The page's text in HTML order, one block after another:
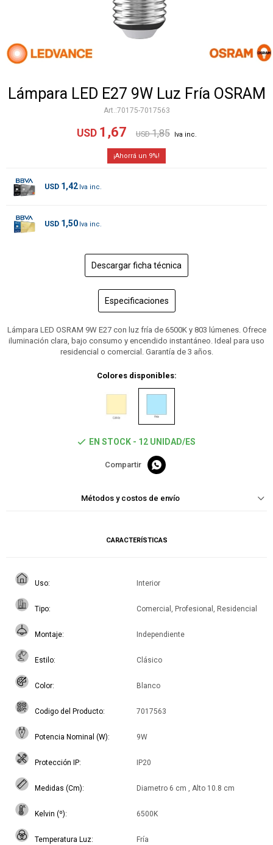
Lámpara LED E27 9W Luz Fría OSRAM
70175-7017563
USD 1,67 USD 1,85
9
USD 1,42
USD 1,50
Descargar ficha técnica
Especificaciones
Lámpara LED OSRAM 9W E27 con luz fría de 6500K y 803 lúmenes. Ofrece
iluminación clara, bajo consumo y encendido instantáneo. Ideal para uso
residencial o comercial. Garantía de 3 años.
Colores disponibles:
EN STOCK - 12 UNIDAD/ES

Métodos y costos de envío
CARACTERÍSTICAS
Uso Interior
Tipo Comercial, Profesional, Residencial
Montaje Independiente
Estilo Clásico
Color Blanco
Codigo del Producto 7017563
Potencia Nominal (W) 9W
Protección IP IP20
Medidas (Cm) Diametro 6 cm , Alto 10.8 cm
Kelvin (º) 6500K
Temperatura Luz Fría